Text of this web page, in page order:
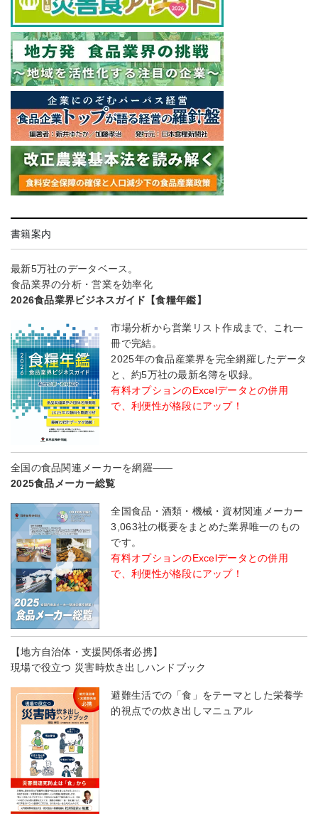
書籍案内
最新5万社のデータベース。
食品業界の分析・営業を効率化
2026食品業界ビジネスガイド【食糧年鑑】
市場分析から営業リスト作成まで、これ一
冊で完結。
2025年の食品産業界を完全網羅したデータ
と、約5万社の最新名簿を収録。
有料オプションのExcelデータとの併用
で、利便性が格段にアップ！
全国の食品関連メーカーを網羅――
2025食品メーカー総覧
全国食品・酒類・機械・資材関連メーカー
3,063社の概要をまとめた業界唯一のもの
です。
有料オプションのExcelデータとの併用
で、利便性が格段にアップ！
【地方自治体・支援関係者必携】
現場で役立つ 災害時炊き出しハンドブック
避難生活での「食」をテーマとした栄養学
的視点での炊き出しマニュアル